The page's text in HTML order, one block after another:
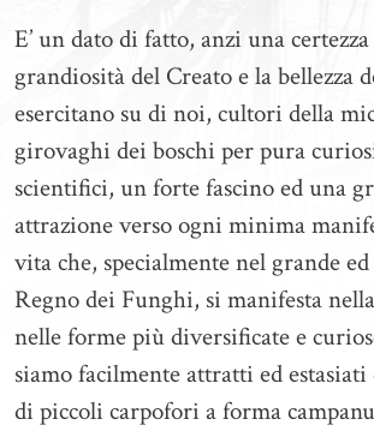
E’ un dato di fatto, anzi una
grandiosità del Creato e la bellezza
esercitano su di noi, cultori della
girovaghi dei boschi per pura
scientifici, un forte fascino ed una
attrazione verso ogni minima
vita che, specialmente nel grande
Regno dei Funghi, si manifesta
nelle forme più diversificate e
siamo facilmente attratti ed estasiati
di piccoli carpofori a forma